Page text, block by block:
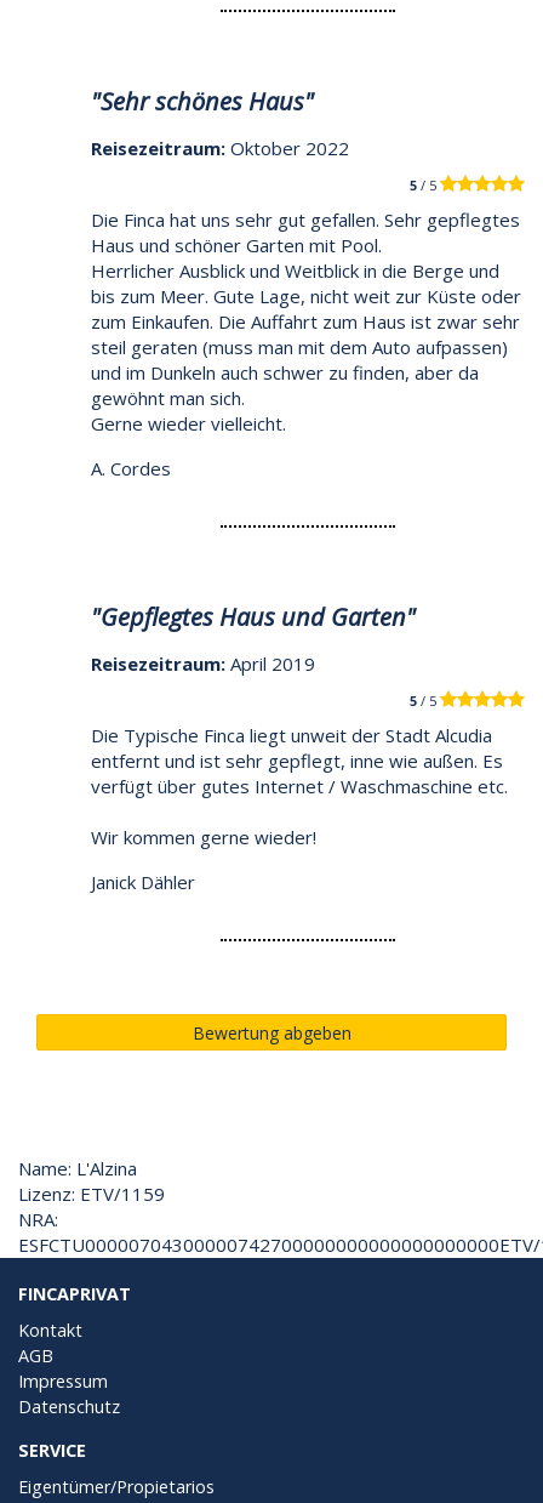
"Sehr schönes Haus"
Reisezeitraum: Oktober 2022
5 / 5
Die Finca hat uns sehr gut gefallen. Sehr gepflegtes
Haus und schöner Garten mit Pool.
Herrlicher Ausblick und Weitblick in die Berge und
bis zum Meer. Gute Lage, nicht weit zur Küste oder
zum Einkaufen. Die Auffahrt zum Haus ist zwar sehr
steil geraten (muss man mit dem Auto aufpassen)
und im Dunkeln auch schwer zu finden, aber da
gewöhnt man sich.
Gerne wieder vielleicht.
A. Cordes
"Gepflegtes Haus und Garten"
Reisezeitraum: April 2019
5 / 5
Die Typische Finca liegt unweit der Stadt Alcudia
entfernt und ist sehr gepflegt, inne wie außen. Es
verfügt über gutes Internet / Waschmaschine etc.
Wir kommen gerne wieder!
Janick Dähler
Bewertung abgeben
Name: L'Alzina
Lizenz: ETV/1159
NRA:
FINCAPRIVAT
Kontakt
AGB
Impressum
Datenschutz
SERVICE
Eigentümer/Propietarios